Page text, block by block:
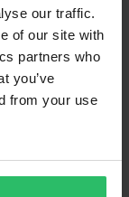
our traffic.
of our site with
partners who
you’ve
from your use
3 Recensioner
JMP 10-